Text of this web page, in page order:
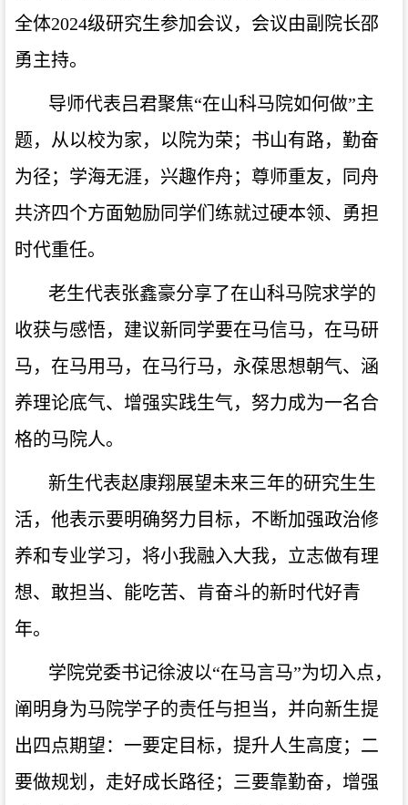
全体2024级研究生参加会议，会议由副院长邵
勇主持。
导师代表吕君聚焦“在山科马院如何做”主
题，从以校为家，以院为荣；书山有路，勤奋
为径；学海无涯，兴趣作舟；尊师重友，同舟
共济四个方面勉励同学们练就过硬本领、勇担
时代重任。
老生代表张鑫豪分享了在山科马院求学的
收获与感悟，建议新同学要在马信马，在马研
马，在马用马，在马行马，永葆思想朝气、涵
养理论底气、增强实践生气，努力成为一名合
格的马院人。
新生代表赵康翔展望未来三年的研究生生
活，他表示要明确努力目标，不断加强政治修
养和专业学习，将小我融入大我，立志做有理
想、敢担当、能吃苦、肯奋斗的新时代好青
年。
学院党委书记徐波以“在马言马”为切入点，
阐明身为马院学子的责任与担当，并向新生提
出四点期望：一要定目标，提升人生高度；二
要做规划，走好成长路径；三要靠勤奋，增强